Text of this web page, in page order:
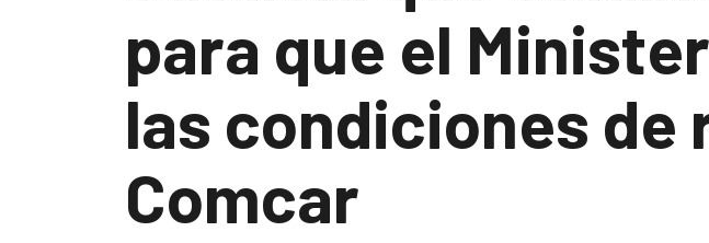
para que el
las condiciones de
Comcar